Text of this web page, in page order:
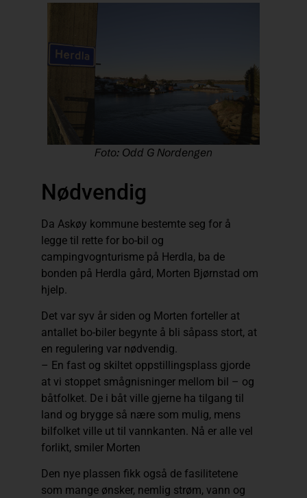
Foto: Odd G Nordengen
Nødvendig
Da Askøy kommune bestemte seg for å
legge til rette for bo-bil og
campingvognturisme på Herdla, ba de
bonden på Herdla gård, Morten Bjørnstad om
hjelp.
Det var syv år siden og Morten forteller at
antallet bo-biler begynte å bli såpass stort, at
en regulering var nødvendig.
– En fast og skiltet oppstillingsplass gjorde
at vi stoppet smågnisninger mellom bil – og
båtfolket. De i båt ville gjerne ha tilgang til
land og brygge så nære som mulig, mens
bilfolket ville ut til vannkanten. Nå er alle vel
forlikt, smiler Morten
Den nye plassen fikk også de fasilitetene
som mange ønsker, nemlig strøm, vann og